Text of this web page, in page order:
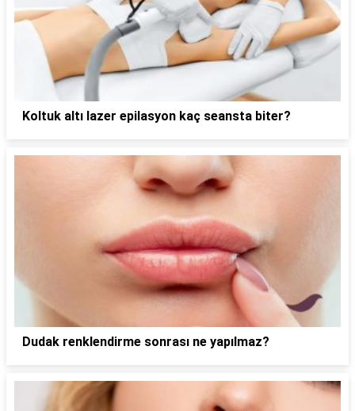
Koltuk altı lazer epilasyon kaç seansta biter?
Dudak renklendirme sonrası ne yapılmaz?